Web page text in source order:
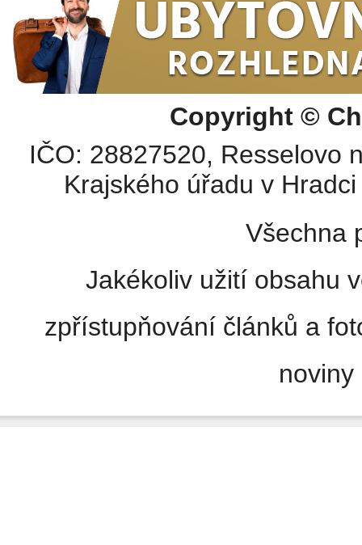
Copyright ©
IČO: 28827520, Resselovo
Krajského úřadu v
Všechna
Jakékoliv užití obsahu
zpřístupňování článků a